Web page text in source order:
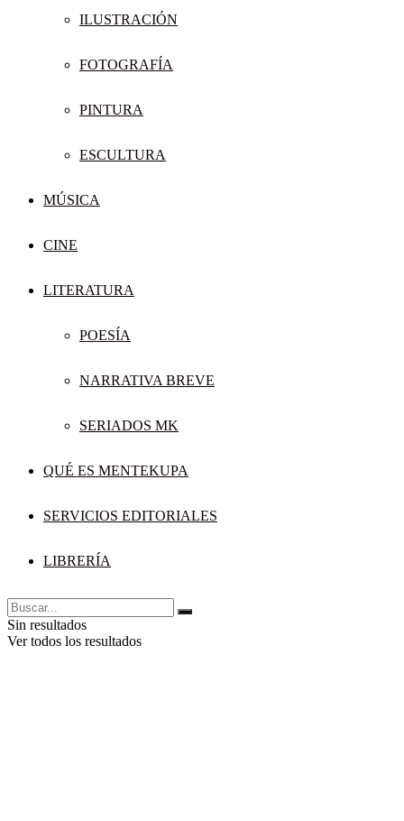
ILUSTRACIÓN
FOTOGRAFÍA
PINTURA
ESCULTURA
MÚSICA
CINE
LITERATURA
POESÍA
NARRATIVA BREVE
SERIADOS MK
QUÉ ES MENTEKUPA
SERVICIOS EDITORIALES
LIBRERÍA
Sin resultados
Ver todos los resultados